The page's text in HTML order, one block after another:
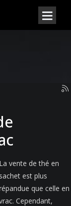
La vente de thé en
sachet est plus
que celle en
Cependant,